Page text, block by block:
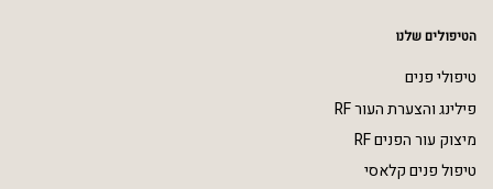
הטיפולים שלנו
טיפולי פנים
פילינג והצערת העור RF
מיצוק עור הפנים RF
טיפול פנים קלאסי